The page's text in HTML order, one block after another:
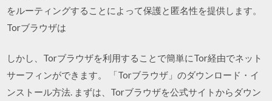
をルーティングすることによって保護と匿名性を提供します。
Torブラウザは
しかし、Torブラウザを利用することで簡単にTor経由でネット
サーフィンができます。 「Torブラウザ」のダウンロード・イ
ンストール方法. まずは、Torブラウザを公式サイトからダウン